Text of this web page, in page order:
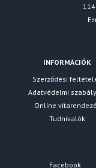
INFORMÁCIÓK
Szerződési
Adatvédelmi
Online
Tudnivalók
Facebook